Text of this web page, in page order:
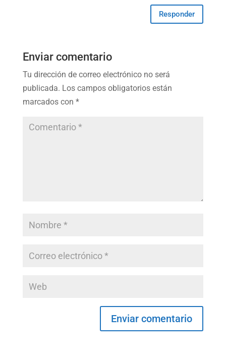
Responder
Enviar comentario
Tu dirección de correo electrónico no será
publicada. Los campos obligatorios están
marcados con *